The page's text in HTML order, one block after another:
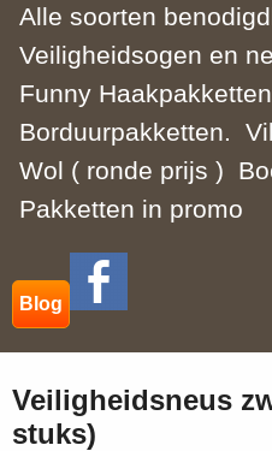
Alle soorten
Veiligheidsogen en
Funny Haakpakketten.
Borduurpakketten.
Wol ( ronde prijs )
Pakketten in promo
Blog
Veiligheidsneus
stuks)